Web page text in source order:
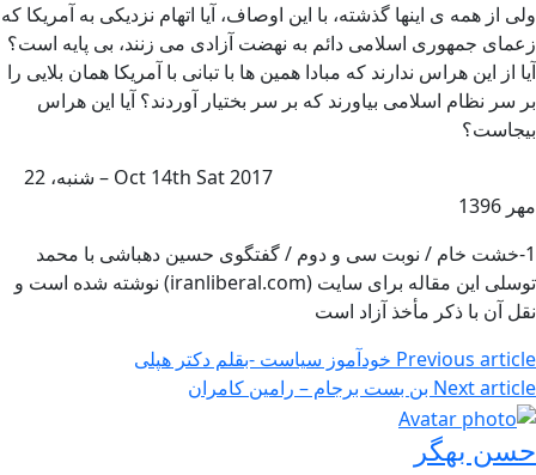
ولی از همه ی اینها گذشته، با این اوصاف، آیا اتهام نزدیکی به آمریکا که
زعمای جمهوری اسلامی دائم به نهضت آزادی می زنند، بی پایه است؟
آیا از این هراس ندارند که مبادا همین ها با تبانی با آمریکا همان بلایی را
بر سر نظام اسلامی بیاورند که بر سر بختیار آوردند؟ آیا این هراس
بیجاست؟
2017 Oct 14th Sat – شنبه، 22
مهر 1396
1-خشت خام / نوبت سی و دوم / گفتگوی حسین دهباشی با محمد
توسلی این مقاله برای سایت (iranliberal.com) نوشته شده است و
نقل آن با ذکر مأخذ آزاد است
Previous article خودآموز سیاست -بقلم دکتر هپلی
Next article بن بست برجام – رامین کامران
حسن بهگر